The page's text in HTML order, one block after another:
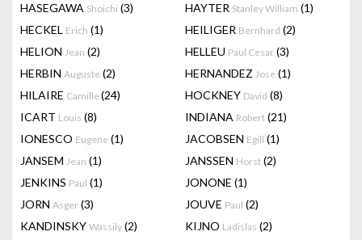
HASEGAWA Shoichi (3) HAYTER Stanley William (1)
HECKEL Erich (1) HEILIGER Bernhard (2)
HELION Jean (2) HELLEU Paul Cesar (3)
HERBIN Auguste (2) HERNANDEZ Jose (1)
HILAIRE Camille(24) HOCKNEY David (8)
ICART Louis (8) INDIANA Robert (21)
IONESCO Eugene (1) JACOBSEN Egill (1)
JANSEM Jean (1) JANSSEN Horst (2)
JENKINS Paul (1) JONONE (1)
JORN Asger (3) JOUVE Paul (2)
KANDINSKY Wassily (2) KIJNO Ladislas (2)